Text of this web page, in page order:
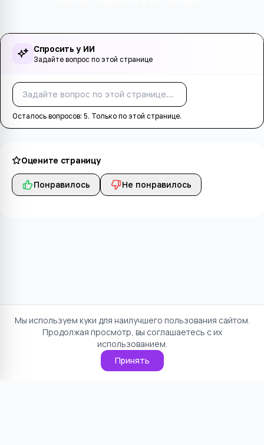
Спросить у ИИ
Задайте вопрос по этой странице
Осталось вопросов: 5. Только по этой странице.
Оцените страницу
Понравилось Не понравилось
Мы используем куки для наилучшего пользования сайтом.
Продолжая просмотр, вы соглашаетесь с их
использованием.
Принять